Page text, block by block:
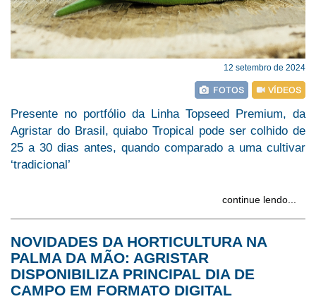
12 setembro de 2024
Presente no portfólio da Linha Topseed Premium, da
Agristar do Brasil, quiabo Tropical pode ser colhido de
25 a 30 dias antes, quando comparado a uma cultivar
‘tradicional’
continue lendo...
NOVIDADES DA HORTICULTURA NA
PALMA DA MÃO: AGRISTAR
DISPONIBILIZA PRINCIPAL DIA DE
CAMPO EM FORMATO DIGITAL